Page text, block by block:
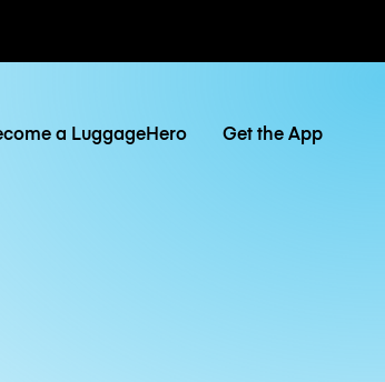
a LuggageHero Get the App